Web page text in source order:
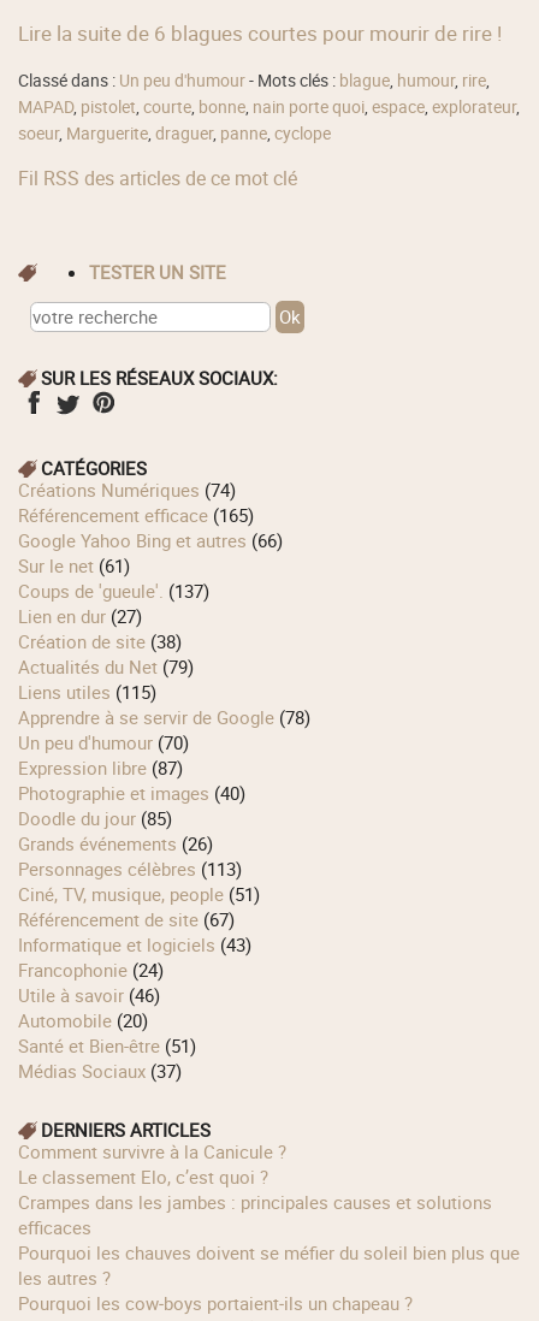
Lire la suite de 6 blagues courtes pour mourir de rire !
Classé dans : Un peu d'humour- Mots clés : blague, humour, rire,
MAPAD, pistolet,courte, bonne, nain porte quoi,espace,explorateur,
soeur, Marguerite,draguer, panne,cyclope
Fil RSS des articles de ce mot clé
TESTER UN SITE
SUR LES RÉSEAUX SOCIAUX:
CATÉGORIES
Créations Numériques (74)
Référencement efficace (165)
Google Yahoo Bing et autres (66)
Sur le net (61)
Coups de 'gueule'. (137)
Lien en dur (27)
Création de site (38)
Actualités du Net (79)
Liens utiles (115)
Apprendre à se servir de Google (78)
Un peu d'humour (70)
Expression libre (87)
Photographie et images (40)
Doodle du jour (85)
Grands événements (26)
Personnages célèbres (113)
Ciné, TV, musique, people (51)
Référencement de site (67)
Informatique et logiciels (43)
Francophonie (24)
Utile à savoir (46)
Automobile (20)
Santé et Bien-être (51)
Médias Sociaux (37)
DERNIERS ARTICLES
Comment survivre à la Canicule ?
Le classement Elo, c’est quoi ?
Crampes dans les jambes : principales causes et solutions
efficaces
Pourquoi les chauves doivent se méfier du soleil bien plus que
les autres ?
Pourquoi les cow‑boys portaient‑ils un chapeau ?